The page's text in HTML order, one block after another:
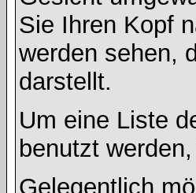
Sie Ihren Kopf
werden sehen,
darstellt.
Um eine Liste
benutzt
Gelegentlich